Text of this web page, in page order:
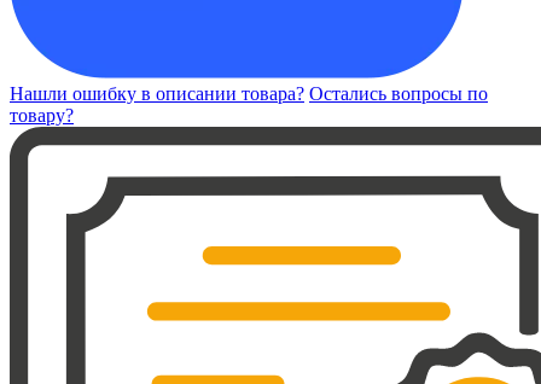
Нашли ошибку в описании товара? Остались вопросы по
товару?